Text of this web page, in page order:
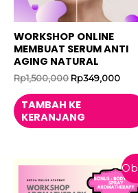
WORKSHOP ONLINE
MEMBUAT SERUM ANTI
AGING NATURAL
Rp1,500,000 Harga
adalah:
Rp1,500,000.
Rp349,000
TAMBAH KE
KERANJANG